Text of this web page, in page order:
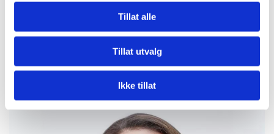
Tillat alle
Tillat utvalg
Ikke tillat
Eirik Skjønnås
Plassleder / Verneombud